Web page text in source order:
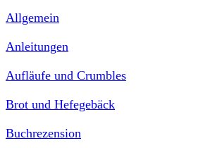
Allgemein
Anleitungen
Aufläufe und Crumbles
Brot und Hefegebäck
Buchrezension